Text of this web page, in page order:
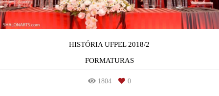
HISTÓRIA UFPEL 2018/2
FORMATURAS
1804 0